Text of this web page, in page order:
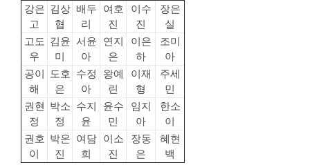
강은
고
김상
협
배두
리
여호
진
이수
진
장은
실
고도
우
김윤
미
서윤
아
연지
은
이은
하
조미
아
공이
해
도호
은
수정
아
왕예
린
이재
형
주세
민
권현
정
박소
정
수지
윤
윤수
민
임지
아
한소
이
권호
이
박은
진
여담
희
이소
진
장동
은
혜현
백